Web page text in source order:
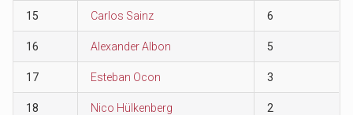
15 Carlos Sainz 6
16 Alexander Albon 5
17 Esteban Ocon 3
18 Nico Hülkenberg 2